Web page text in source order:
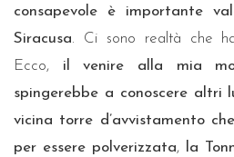
consapevole è importante
Siracusa. Ci sono realtà che
Ecco, il venire alla mia
spingerebbe a conoscere altri
vicina torre d’avvistamento
per essere polverizzata, la